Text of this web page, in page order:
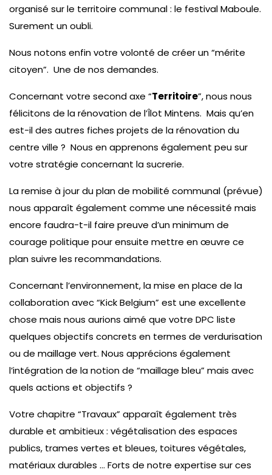
organisé sur le territoire communal : le festival Maboule.
Surement un oubli.
Nous notons enfin votre volonté de créer un “mérite
citoyen”. Une de nos demandes.
Concernant votre second axe “Territoire”, nous nous
félicitons de la rénovation de l’Îlot Mintens. Mais qu’en
est-il des autres fiches projets de la rénovation du
centre ville ? Nous en apprenons également peu sur
votre stratégie concernant la sucrerie.
La remise à jour du plan de mobilité communal (prévue)
nous apparaît également comme une nécessité mais
encore faudra-t-il faire preuve d’un minimum de
courage politique pour ensuite mettre en œuvre ce
plan suivre les recommandations.
Concernant l’environnement, la mise en place de la
collaboration avec “Kick Belgium” est une excellente
chose mais nous aurions aimé que votre DPC liste
quelques objectifs concrets en termes de verdurisation
ou de maillage vert. Nous apprécions également
l’intégration de la notion de “maillage bleu” mais avec
quels actions et objectifs ?
Votre chapitre “Travaux” apparaît également très
durable et ambitieux : végétalisation des espaces
publics, trames vertes et bleues, toitures végétales,
matériaux durables … Forts de notre expertise sur ces